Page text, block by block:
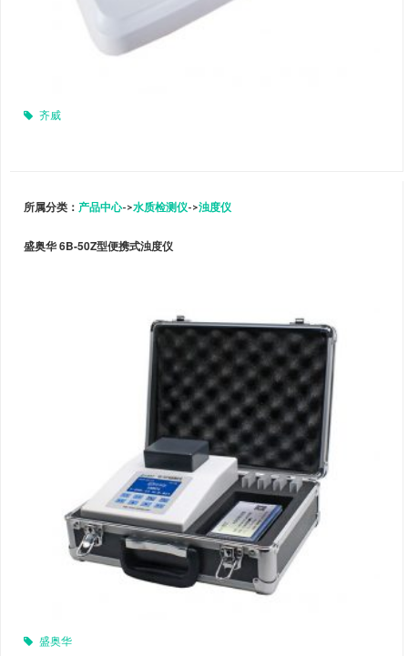
齐威
所属分类： 产品中心->水质检测仪->浊度仪
盛奥华 6B-50Z型便携式浊度仪
盛奥华